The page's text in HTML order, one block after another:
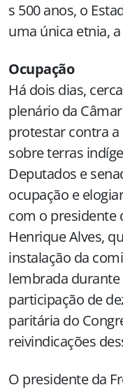
s 500 anos, o
uma única etnia,
Ocupação
Há dois dias,
plenário da
protestar contra a
sobre terras
Deputados e
ocupação e
com o presidente
Henrique Alves,
instalação da
lembrada durante
participação de
paritária do
reivindicações
O presidente da